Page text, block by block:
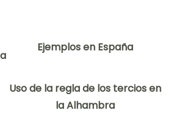
Ejemplos en España
Uso de la regla de los tercios en
la Alhambra